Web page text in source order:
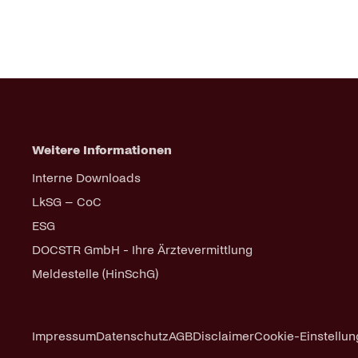
Weitere Informationen
Navigation
Interne Downloads
LkSG – CoC
ESG
DOCSTR GmbH - Ihre Ärztevermittlung
Meldestelle (HinSchG)
Navigation
ImpressumDatenschutzAGBDisclaimerCookie-